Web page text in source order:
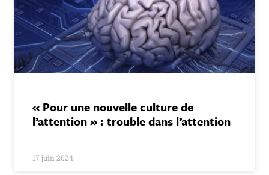
« Pour une nouvelle culture de
l’attention » : trouble dans l’attention
17 juin 2024